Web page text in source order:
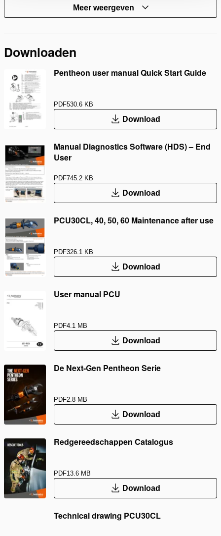
Meer weergeven
Downloaden
Pentheon user manual Quick Start Guide
PDF530.6 KB
Download
Manual Diagnostics Software (HDS) – End
User
PDF745.2 KB
Download
PCU30CL, 40, 50, 60 Maintenance after use
PDF326.1 KB
Download
User manual PCU
PDF4.1 MB
Download
De Next-Gen Pentheon Serie
PDF2.8 MB
Download
Redgereedschappen Catalogus
PDF13.6 MB
Download
Technical drawing PCU30CL